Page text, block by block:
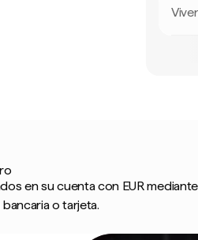
en su cuenta con EUR mediante
o tarjeta.